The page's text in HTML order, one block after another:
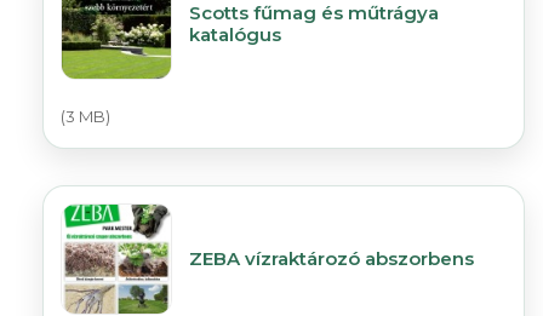
Scotts fűmag és műtrágya
katalógus
(3 MB)
ZEBA vízraktározó abszorbens